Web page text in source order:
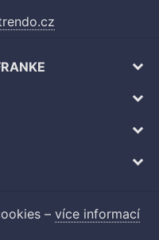
– více informací